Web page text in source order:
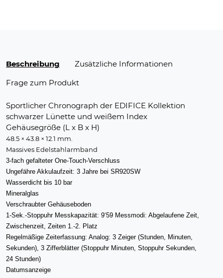
Beschreibung
Zusätzliche Informationen
Frage zum Produkt
Sportlicher Chronograph der EDIFICE Kollektion
schwarzer Lünette und weißem Index
Gehäusegröße (L x B x H)
48.5 × 43.8 × 12.1 mm.
Massives Edelstahlarmband
3-fach gefalteter One-Touch-Verschluss
Ungefähre Akkulaufzeit: 3 Jahre bei SR920SW
Wasserdicht bis 10 bar
Mineralglas
Verschraubter Gehäuseboden
1-Sek.-Stoppuhr Messkapazität: 9‘59 Messmodi: Abgelaufene Zeit,
Zwischenzeit, Zeiten 1.-2. Platz
Regelmäßige Zeiterfassung: Analog: 3 Zeiger (Stunden, Minuten,
Sekunden), 3 Zifferblätter (Stoppuhr Minuten, Stoppuhr Sekunden,
24 Stunden)
Datumsanzeige